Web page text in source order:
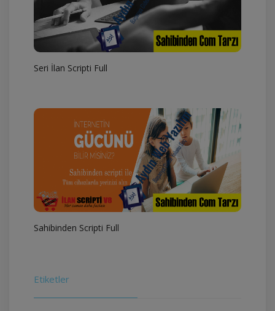
Seri İlan Scripti Full
Sahibinden Scripti Full
Etiketler